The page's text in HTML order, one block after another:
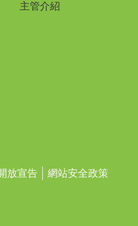
主管介紹
放宣告 網站安全政策